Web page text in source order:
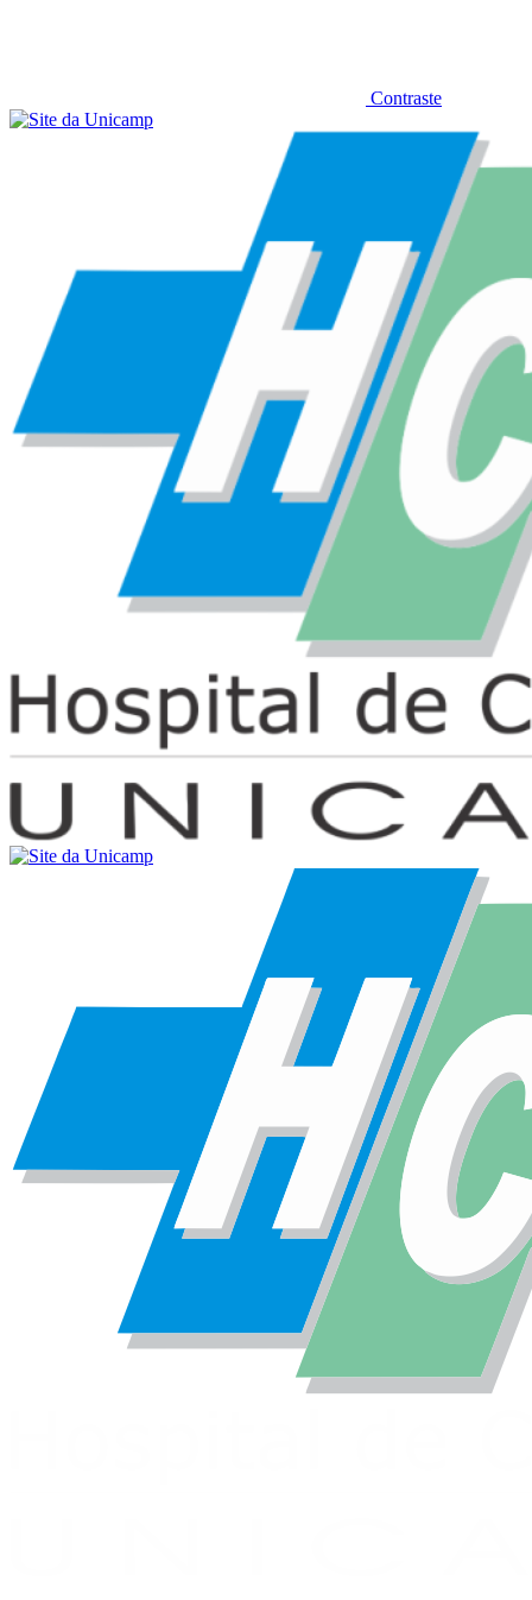
Contraste